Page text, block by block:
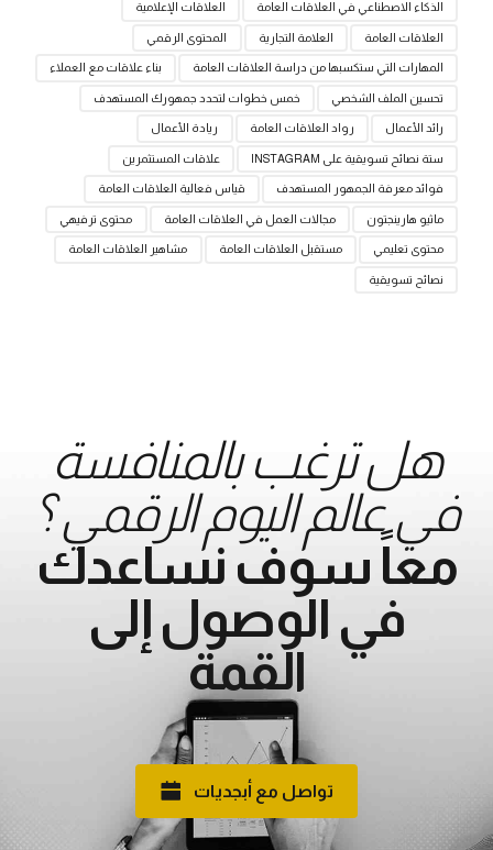
الذكاء الاصطناعي في العلاقات العامة العلاقات الإعلامية
العلاقات العامة العلامة التجارية المحتوى الرقمي
المهارات التي ستكسبها من دراسة العلاقات العامة بناء علاقات مع العملاء
تحسين الملف الشخصي خمس خطوات لتحدد جمهورك المستهدف
رائد الأعمال رواد العلاقات العامة ريادة الأعمال
ستة نصائح تسويقية على INSTAGRAM علاقات المستثمرين
فوائد معرفة الجمهور المستهدف قياس فعالية العلاقات العامة
ماثيو هارينجتون مجالات العمل في العلاقات العامة محتوى ترفيهي
محتوى تعليمي مستقبل العلاقات العامة مشاهير العلاقات العامة
نصائح تسويقية
هل ترغب بالمنافسة
في عالم اليوم الرقمي ؟
معاً سوف نساعدك
في الوصول إلى
القمة
تواصل مع أبجديات